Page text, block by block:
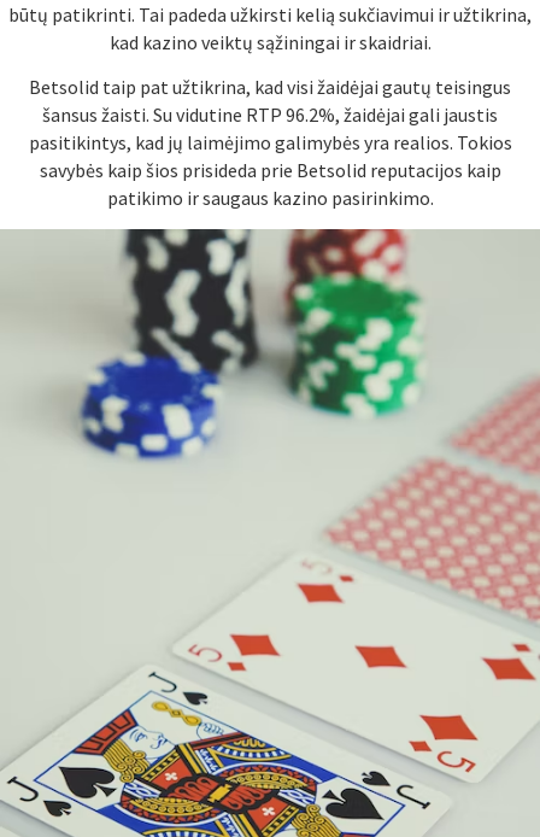
būtų patikrinti. Tai padeda užkirsti kelią sukčiavimui ir užtikrina,
kad kazino veiktų sąžiningai ir skaidriai.
Betsolid taip pat užtikrina, kad visi žaidėjai gautų teisingus
šansus žaisti. Su vidutine RTP 96.2%, žaidėjai gali jaustis
pasitikintys, kad jų laimėjimo galimybės yra realios. Tokios
savybės kaip šios prisideda prie Betsolid reputacijos kaip
patikimo ir saugaus kazino pasirinkimo.